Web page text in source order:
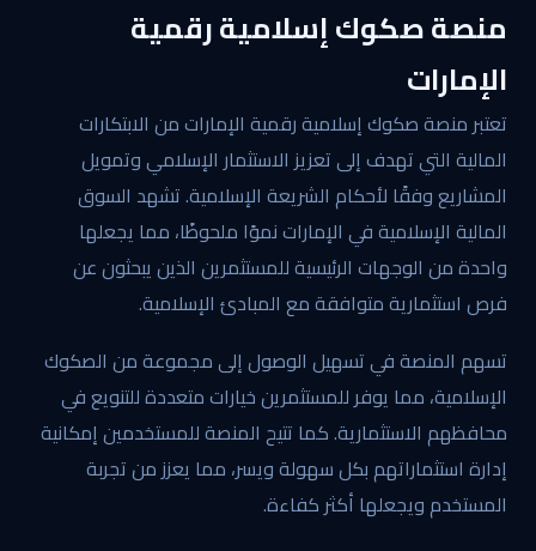
منصة صكوك إسلامية رقمية
الإمارات
تعتبر منصة صكوك إسلامية رقمية الإمارات من الابتكارات
المالية التي تهدف إلى تعزيز الاستثمار الإسلامي وتمويل
المشاريع وفقًا لأحكام الشريعة الإسلامية. تشهد السوق
المالية الإسلامية في الإمارات نموًا ملحوظًا، مما يجعلها
واحدة من الوجهات الرئيسية للمستثمرين الذين يبحثون عن
فرص استثمارية متوافقة مع المبادئ الإسلامية.
تسهم المنصة في تسهيل الوصول إلى مجموعة من الصكوك
الإسلامية، مما يوفر للمستثمرين خيارات متعددة للتنويع في
محافظهم الاستثمارية. كما تتيح المنصة للمستخدمين إمكانية
إدارة استثماراتهم بكل سهولة ويسر، مما يعزز من تجربة
المستخدم ويجعلها أكثر كفاءة.